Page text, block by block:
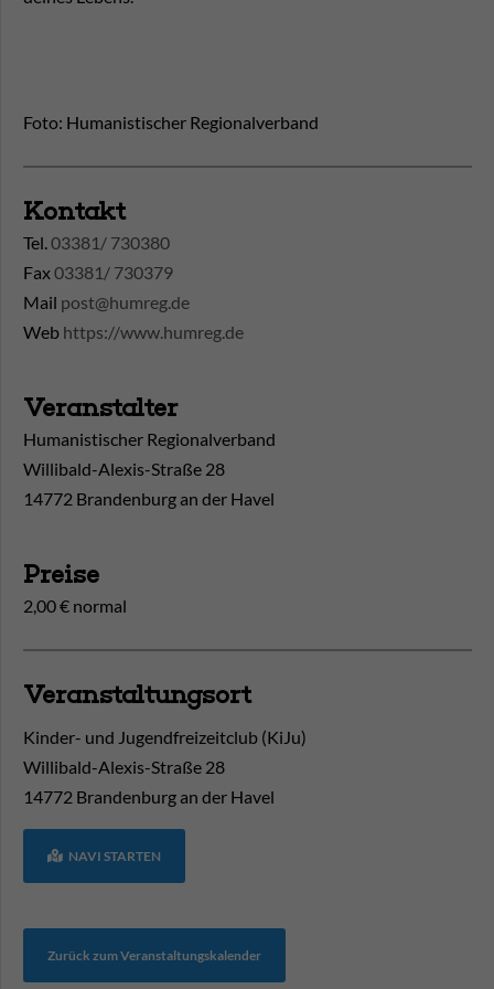
Foto: Humanistischer Regionalverband
Kontakt
Tel.03381/ 730380
Fax03381/ 730379
Mail post@humreg.de
Web https://www.humreg.de
Veranstalter
Humanistischer Regionalverband
Willibald-Alexis-Straße 28
14772 Brandenburg an der Havel
Preise
2,00 € normal
Veranstaltungsort
Kinder- und Jugendfreizeitclub (KiJu)
Willibald-Alexis-Straße 28
14772 Brandenburg an der Havel
NAVI STARTEN
Zurück zum Veranstaltungskalender